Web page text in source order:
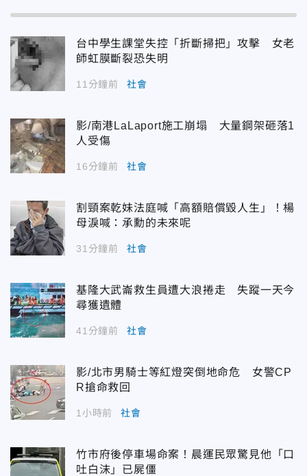
台中學生課堂失控「折斷掃把」攻擊 女老
師虹膜斷裂恐失明
11分鐘前 社會
影/南港LaLaport施工崩塌 大量鋼架砸落1
人受傷
16分鐘前 社會
割頸案乾妹法庭喊「高額賠償毀人生」！楊
母淚喊：承勳的未來呢
31分鐘前 社會
基隆大武崙救生員遭大浪捲走 失蹤一天今
尋獲遺體
41分鐘前 社會
影/北市男騎士等紅燈突倒地命危 女警CP
R搶命救回
1小時前 社會
竹市府後停車場命案！晨運民眾驚見他「口
吐白沫」已屍僵